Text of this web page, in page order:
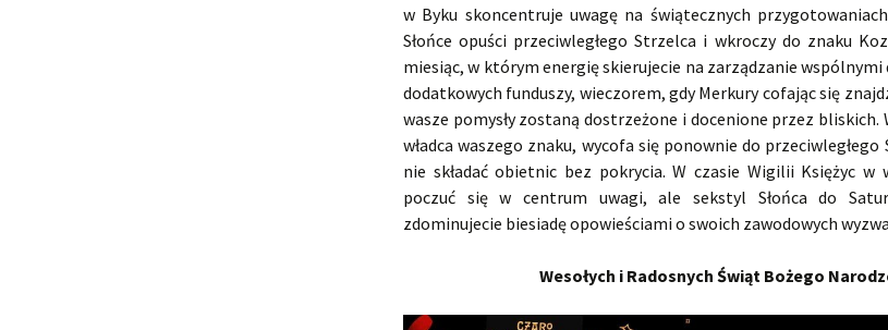
w Byku skoncentruje uwagę na świątecznych
Słońce opuści przeciwległego Strzelca i wkroczy do znaku
miesiąc, w którym energię skierujecie na zarządzanie
dodatkowych funduszy, wieczorem, gdy Merkury cofając się
wasze pomysły zostaną dostrzeżone i docenione przez bliskich.
władca waszego znaku, wycofa się ponownie do
nie składać obietnic bez pokrycia. W czasie Wigilii Księżyc w
poczuć się w centrum uwagi, ale sekstyl Słońca do
zdominujecie biesiadę opowieściami o swoich zawodowych
Wesołych i Radosnych Świąt Bożego